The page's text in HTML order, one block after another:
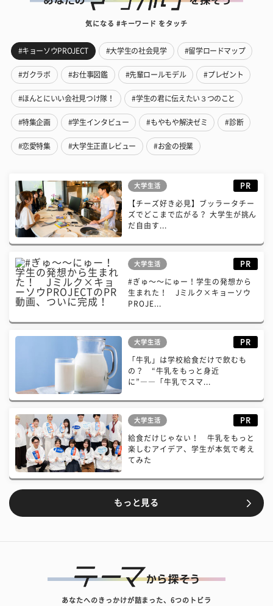
気になる #キーワード をタッチ
#キョーソウPROJECT #大学生の社会見学 #留学ロードマップ
#ガクラボ #お仕事図鑑 #先輩ロールモデル #プレゼント
#ほんとにいい会社見つけ隊！ #学生の君に伝えたい３つのこと
#特集企画 #学生インタビュー #もやもや解決ゼミ #診断
#恋愛特集 #大学生正直レビュー #お金の授業
大学生活 PR
【チーズ好き必見】ブッラータチー
ズでどこまで広がる？ 大学生が挑ん
だ自由す...
大学生活 PR
#ぎゅ〜〜にゅー！学生の発想から
生まれた！ Jミルク×キョーソウ
PROJE...
大学生活 PR
「牛乳」は学校給食だけで飲むも
の？ “牛乳をもっと身近
に”――「牛乳でスマ...
大学生活 PR
給食だけじゃない！ 牛乳をもっと
楽しむアイデア、学生が本気で考え
てみた
もっと見る
あなたへのきっかけが詰まった、6つのトビラ